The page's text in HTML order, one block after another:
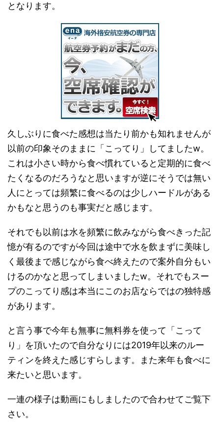
となります。
久しぶりに食べた感想は当たり前かも知れませんが
以前の印象そのままに「こってり」してましたw。
これは小さい時から食べ慣れていると定期的に食べ
たくなるのだろうなと思いますが逆にそうでは無い
人にとっては頻繁に食べるのは少しハードルがある
かもなと思うのも事実だと感じます。
それでも以前は水を頻繁に飲みながら食べきった記
憶が有るのですが今回は途中で水を飲まずに美味し
く最後まで感じながら食べ終えたので案外自分もい
けるのかなと思ってしまいましたw。それでもスー
プのこってり感は本当にこのお店ならではの独特感
があります。
と言う事で今年も無事に無料券を使って「こって
り」を頂いたので自分なりには2019年以来のルー
ティンを終えた感じすらします。また来年も食べに
来たいと思います。
一連の様子は動画にもしましたので合わせてご覧下
さい。